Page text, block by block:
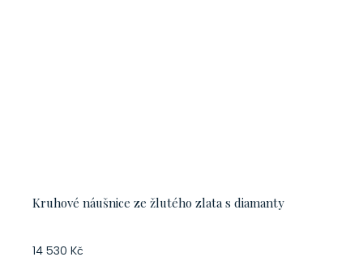
Kruhové náušnice ze žlutého zlata s diamanty
14 530 Kč